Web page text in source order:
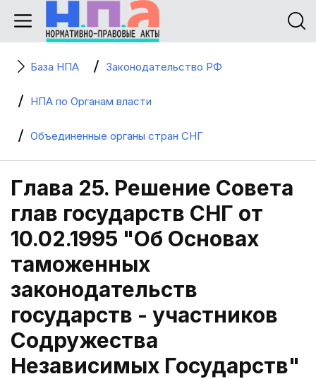
База НПА Законодательство РФ
НПА по Органам власти
Объединенные органы стран СНГ
Глава 25. Решение Совета
глав государств СНГ от
10.02.1995 "Об Основах
таможенных
законодательств
государств - участников
Содружества
Независимых Государств"